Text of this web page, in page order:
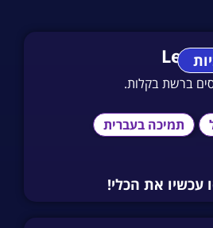
תמיכה בעברית
עכשיו את הכלי!